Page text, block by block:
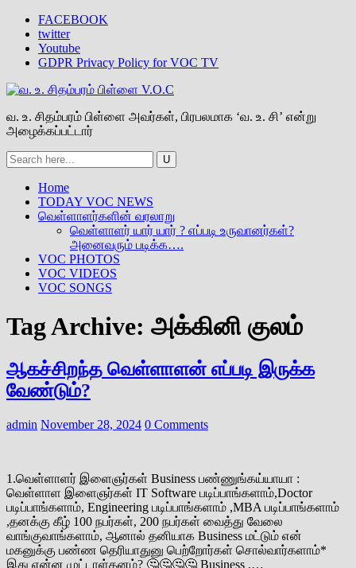
FACEBOOK
twitter
Youtube
GDPR Privacy Policy for VOC TV
வ. உ. சிதம்பரம் பிள்ளை அவர்கள், பிரபலமாக ‘வ. உ. சி’ என்று
அழைக்கப்பட்டார்
Home
TODAY VOC NEWS
வெள்ளாளர்களின் வரலாறு
வெள்ளாளர் யார் யார் ? எப்படி உருவானர்கள்?
அனைவரும் படிக்க….
VOC PHOTOS
VOC VIDEOS
VOC SONGS
Tag Archive: அக்கினி குலம்
ஆகச்சிறந்த வெள்ளாளன் எப்படி இருக்க
வேண்டும்?
admin November 28, 2024 0 Comments
1.வெள்ளாளர் இளைஞர்கள் Business பண்ணுங்கய்யாயா :
வெள்ளாள இளைஞர்கள் IT Software படிப்பாங்களாம்,Doctor
படிப்பாங்களாம், Engineering படிப்பாங்களாம் ,MBA படிப்பாங்களாம்
,தனக்கு கீழ் 100 நபர்கள், 200 நபர்கள் வைத்து வேலை
வாங்குவாங்களாம், ஆனால் தனியாக Business மட்டும் என்
மகனுக்கு பண்ண தெரியாதுனு பெற்றோர்கள் சொல்வார்களாம்*
இது என்ன முட்டாள்தனம்? 🤔🤔🤔🤔 Business ,…